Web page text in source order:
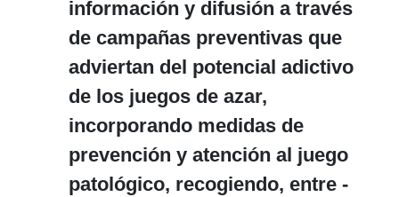
información y difusión a través
de campañas preventivas que
adviertan del potencial adictivo
de los juegos de azar,
incorporando medidas de
prevención y atención al juego
patológico, recogiendo, entre ­­